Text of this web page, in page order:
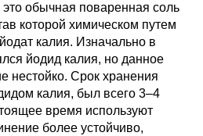
обычная поваренная соль
которой химическом путем
калия. Изначально в
йодид калия, но данное
нестойко. Срок хранения
калия, был всего 3–4
время используют
более устойчиво,